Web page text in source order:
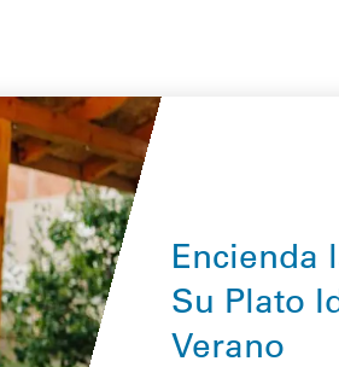
Encienda
Su Plato
Verano